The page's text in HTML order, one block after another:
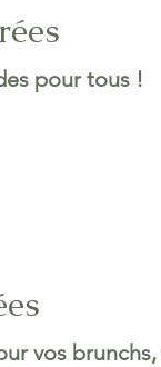
pour tous !
vos